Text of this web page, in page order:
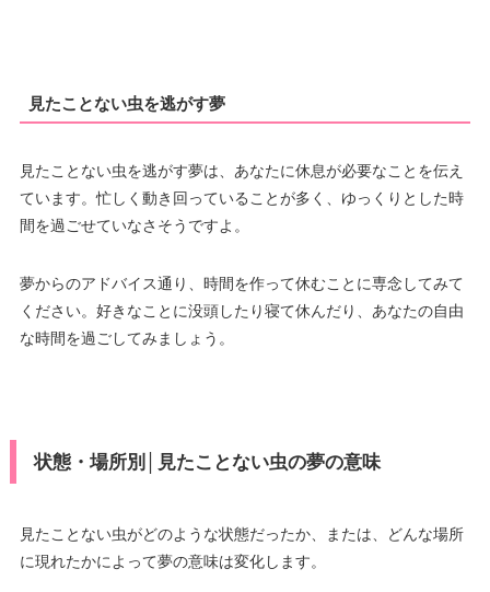
見たことない虫を逃がす夢
見たことない虫を逃がす夢は、あなたに休息が必要なことを伝え
ています。忙しく動き回っていることが多く、ゆっくりとした時
間を過ごせていなさそうですよ。
夢からのアドバイス通り、時間を作って休むことに専念してみて
ください。好きなことに没頭したり寝て休んだり、あなたの自由
な時間を過ごしてみましょう。
状態・場所別│見たことない虫の夢の意味
見たことない虫がどのような状態だったか、または、どんな場所
に現れたかによって夢の意味は変化します。